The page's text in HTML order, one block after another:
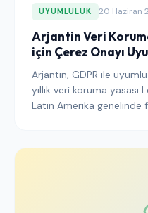
UYUMLULUK 20 Haziran
Arjantin Veri
için Çerez Onayı
Arjantin, GDPR ile
yıllık veri koruma yasası
Latin Amerika genelinde
aktarımların nasıl